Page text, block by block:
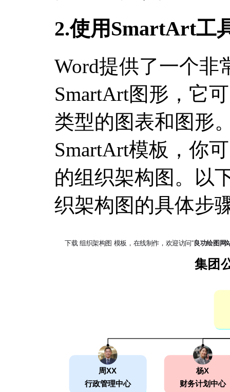
2.使用SmartArt工
Word提供了一个
SmartArt图形，它
类型的图表和图形
SmartArt模板，你
的组织架构图。以
织架构图的具体步